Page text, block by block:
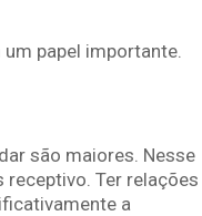
papel importante.
são maiores. Nesse
Ter relações
a